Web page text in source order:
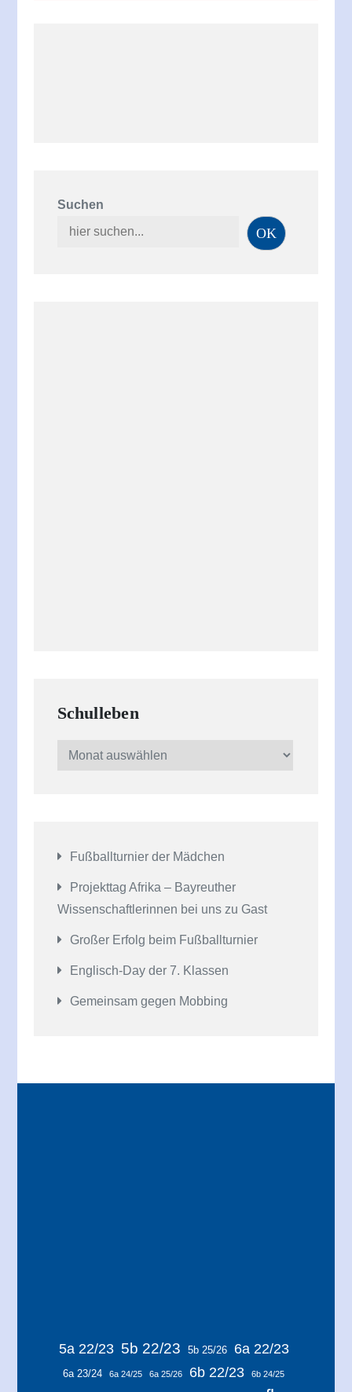
Suchen
OK
Schulleben
Schulleben
Fußballturnier der Mädchen
Projekttag Afrika – Bayreuther
Wissenschaftlerinnen bei uns zu Gast
Großer Erfolg beim Fußballturnier
Englisch-Day der 7. Klassen
Gemeinsam gegen Mobbing
5a 22/23 5b 22/23 5b 25/26 6a 22/23
6a 23/24 6a 24/25 6a 25/26 6b 22/23 6b 24/25